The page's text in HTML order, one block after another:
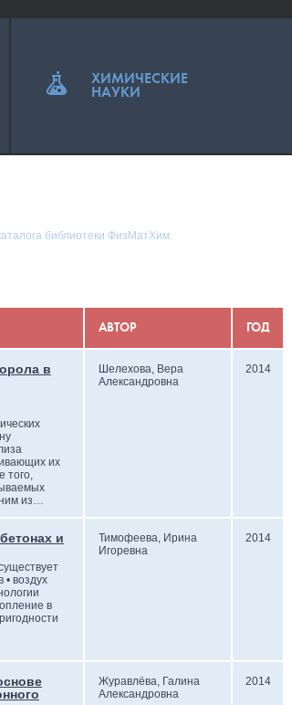
библиотеки ФизМатХим.
АВТОР ГОД
в
их
того,
из…
Шелехова, Вера
Александровна
2014
и
воздух
в
Тимофеева, Ирина
Игоревна
2014
Журавлёва, Галина
Александровна
2014
ХИМИЧЕСКИЕ
НАУКИ